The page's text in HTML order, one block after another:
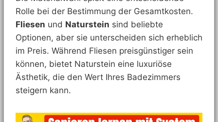
Rolle bei der Bestimmung der Gesamtkosten.
Fliesen und Naturstein sind beliebte
Optionen, aber sie unterscheiden sich erheblich
im Preis. Während Fliesen preisgünstiger sein
können, bietet Naturstein eine luxuriöse
Ästhetik, die den Wert Ihres Badezimmers
steigern kann.